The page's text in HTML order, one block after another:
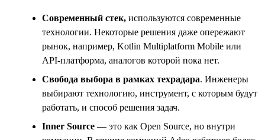
Современный стек, используются современные
технологии. Некоторые решения даже опережают
рынок, например, Kotlin Multiplatform Mobile или
API-платформа, аналогов которой пока нет.
Свобода выбора в рамках техрадара. Инженеры
выбирают технологию, инструмент, с которым будут
работать, и способ решения задач.
Inner Source — это как Open Source, но внутри